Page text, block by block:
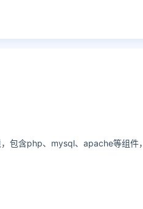
包含php、mysql、apache等组件，